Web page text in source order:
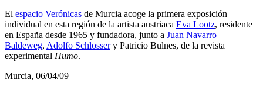
El espacio Verónicas de Murcia acoge la primera exposición
individual en esta región de la artista austriaca Eva Lootz, residente
en España desde 1965 y fundadora, junto a Juan Navarro
Baldeweg, Adolfo Schlossery Patricio Bulnes, de la revista
experimental Humo.
Murcia, 06/04/09